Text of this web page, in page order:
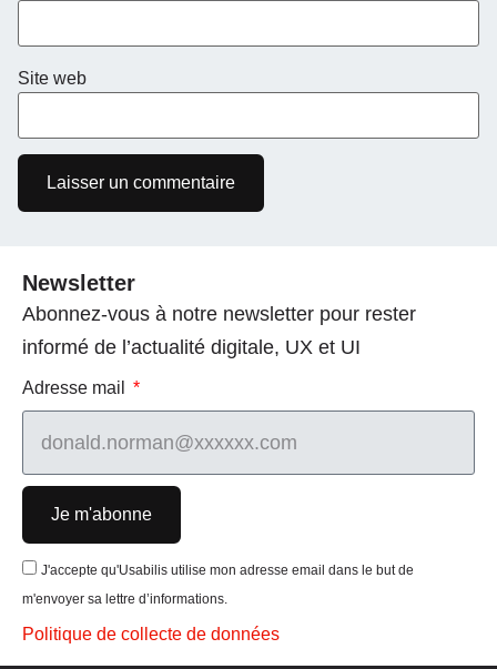
Site web
Newsletter
Abonnez-vous à notre newsletter pour rester
informé de l’actualité digitale, UX et UI
Adresse mail
Je m'abonne
J'accepte qu'Usabilis utilise mon adresse email dans le but de
m'envoyer sa lettre d’informations.
Politique de collecte de données